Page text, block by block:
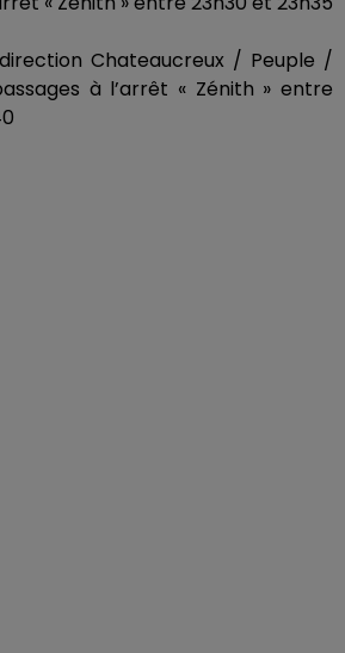
Chateaucreux / Peuple /
à l’arrêt « Zénith » entre